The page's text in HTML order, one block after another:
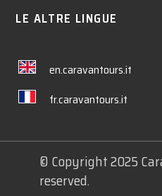
LE ALTRE LINGUE
en.caravantours.it
fr.caravantours.it
© Copyright 2025
reserved.